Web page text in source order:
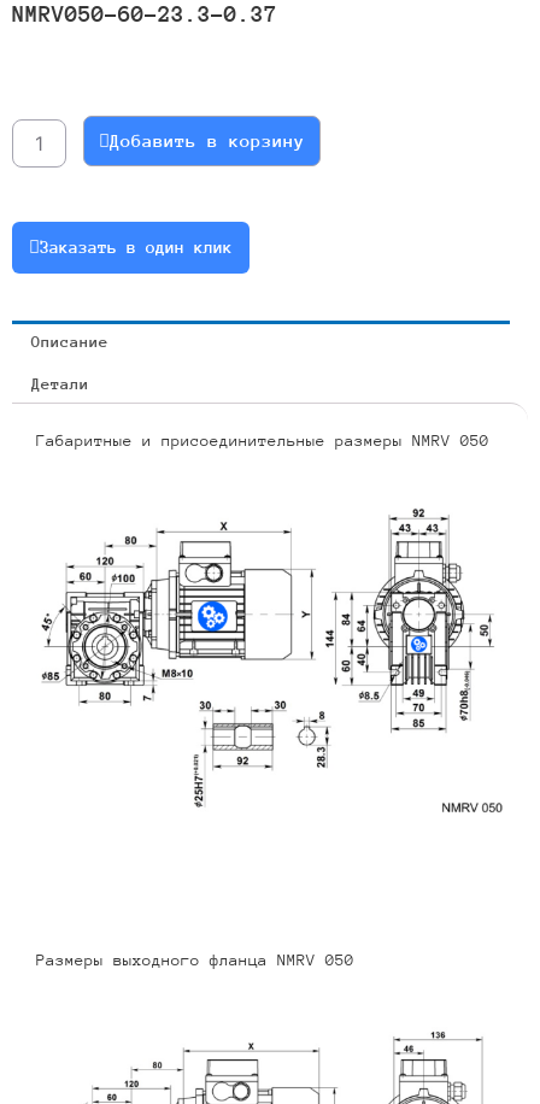
NMRV050-60-23.3-0.37
NMRV050-
60-
Добавить в корзину
Заказать в один клик
Описание
Детали
Габаритные и присоединительные размеры NMRV 050
Размеры выходного фланца NMRV 050